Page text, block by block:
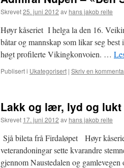
Skrevet25. juni 2012 av hans jakob reite
Høyr kåseriet I helga la den 16.
båtar og mannskap som likar seg
høgt profilerte Vikingkonvoien. …
Publisert i Ukategorisert | Skriv en
Lakk og lær, lyd og lukt
Skrevet 17. juni 2012 av hans jakob reite
Sjå bileta frå Firdaløpet Høyr
veterandoningar sette kvarandre
gjennom Naustedalen og